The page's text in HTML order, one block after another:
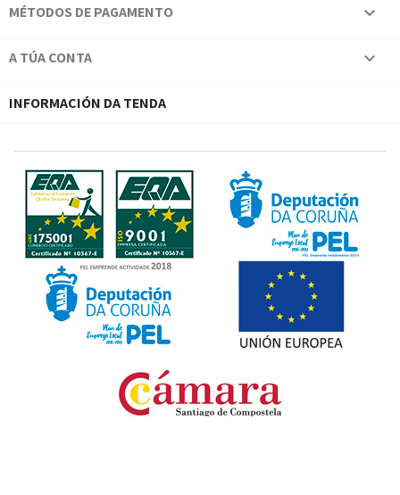
MÉTODOS DE PAGAMENTO 
A TÚA CONTA 
INFORMACIÓN DA TENDA